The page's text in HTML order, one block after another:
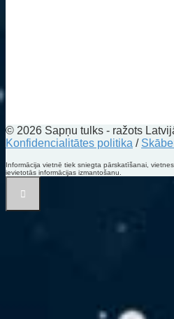
© 2026 Sapņu tulks - ražots
Konfidencialitātes politika /
Informācija vietnē tiek sniegta pārskatīšanai,
ievietotās informācijas izmantošanu.